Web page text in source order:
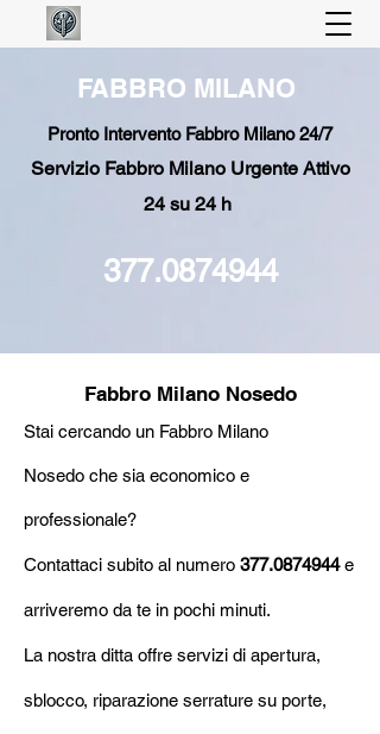
FABBRO MILANO
Pronto Intervento Fabbro Milano 24/7
Servizio Fabbro Milano Urgente Attivo
24 su 24 h
377.0874944
Fabbro Milano Nosedo
Stai cercando un Fabbro Milano
Nosedo che sia economico e
professionale?
Contattaci subito al numero 377.0874944e
arriveremo da te in pochi minuti.
La nostra ditta offre servizi di apertura,
sblocco, riparazione serrature su porte,